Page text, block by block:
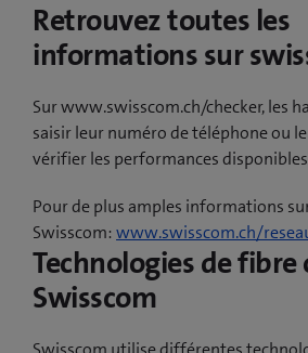
Retrouvez toutes les
informations sur
Sur www.swisscom.ch/checker, les
saisir leur numéro de téléphone ou
vérifier les performances
Pour de plus amples informations
Swisscom: www.swisscom.ch/
Technologies de
Swisscom